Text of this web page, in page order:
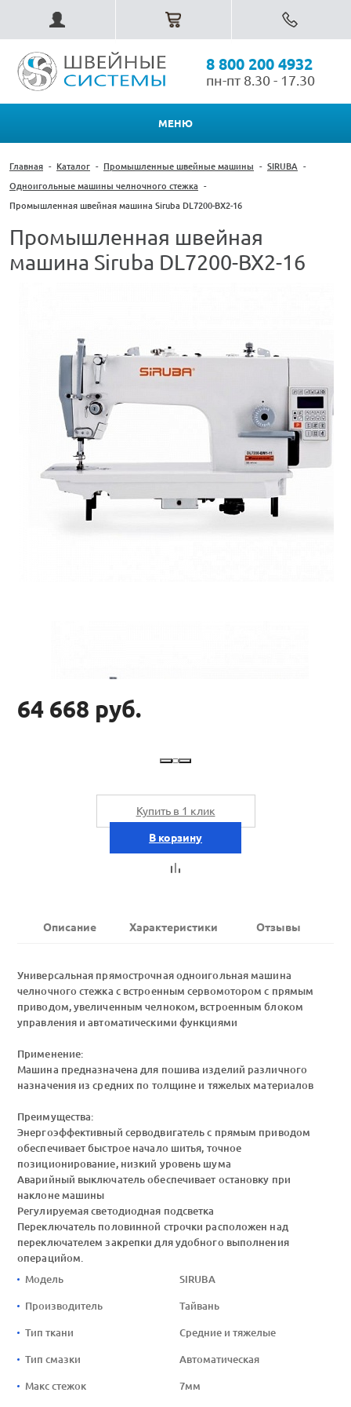
8 800 200 4932
пн-пт 8.30 - 17.30
МЕНЮ
Главная - Каталог - Промышленные швейные машины - SIRUBA -
Одноигольные машины челночного стежка -
Промышленная швейная машина Siruba DL7200-BX2-16
Промышленная швейная
машина Siruba DL7200-BX2-16
64 668 руб.
Купить в 1 клик
В корзину
Описание Характеристики Отзывы
Универсальная прямострочная одноигольная машина
челночного стежка с встроенным сервомотором с прямым
приводом, увеличенным челноком, встроенным блоком
управления и автоматическими функциями
Применение:
Машина предназначена для пошива изделий различного
назначения из средних по толщине и тяжелых материалов
Преимущества:
Энергоэффективный серводвигатель с прямым приводом
обеспечивает быстрое начало шитья, точное
позиционирование, низкий уровень шума
Аварийный выключатель обеспечивает остановку при
наклоне машины
Регулируемая светодиодная подсветка
Переключатель половинной строчки расположен над
переключателем закрепки для удобного выполнения
операцийом.
Модель
SIRUBA
Производитель Тайвань
Тип ткани Средние и тяжелые
Тип смазки Автоматическая
Макс стежок 7мм